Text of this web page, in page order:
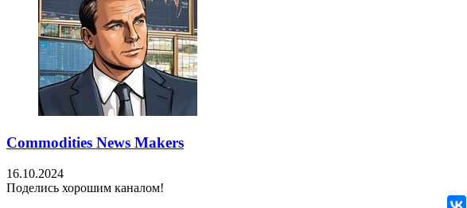
Commodities News Makers
16.10.2024
Поделись хорошим каналом!